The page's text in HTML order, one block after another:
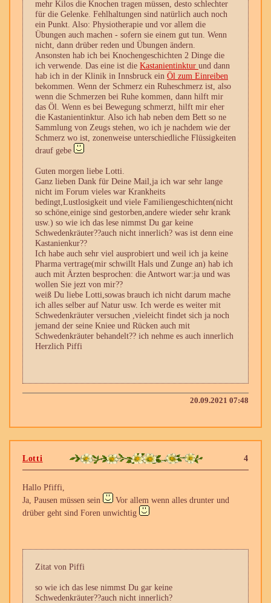
mehr Kilos die Knochen tragen müssen, desto schlechter
für die Gelenke. Fehlhaltungen sind natürlich auch noch
ein Punkt. Also: Physiotherapie und vor allem die
Übungen auch machen - sofern sie einem gut tun. Wenn
nicht, dann drüber reden und Übungen ändern.
Ansonsten hab ich bei Knochengeschichten 2 Dinge die
ich verwende. Das eine ist die Kastanientinktur und dann
hab ich in der Klinik in Innsbruck ein Öl zum Einreiben
bekommen. Wenn der Schmerz ein Ruheschmerz ist, also
wenn die Schmerzen bei Ruhe kommen, dann hilft mir
das Öl. Wenn es bei Bewegung schmerzt, hilft mir eher
die Kastanientinktur. Also ich hab neben dem Bett so ne
Sammlung von Zeugs stehen, wo ich je nachdem wie der
Schmerz wo ist, zonenweise unterschiedliche Flüssigkeiten
drauf gebe
Guten morgen liebe Lotti.
Ganz lieben Dank für Deine Mail,ja ich war sehr lange
nicht im Forum vieles war Krankheits
bedingt,Lustlosigkeit und viele Familiengeschichten(nicht
so schöne,einige sind gestorben,andere wieder sehr krank
usw.) so wie ich das lese nimmst Du gar keine
Schwedenkräuter??auch nicht innerlich? was ist denn eine
Kastanienkur??
Ich habe auch sehr viel ausprobiert und weil ich ja keine
Pharma vertrage(mir schwillt Hals und Zunge an) hab ich
auch mit Ärzten besprochen: die Antwort war:ja und was
wollen Sie jezt von mir??
weiß Du liebe Lotti,sowas brauch ich nicht darum mache
ich alles selber auf Natur usw. Ich werde es weiter mit
Schwedenkräuter versuchen ,vieleicht findet sich ja noch
jemand der seine Kniee und Rücken auch mit
Schwedenkräuter behandelt?? ich nehme es auch innerlich
Herzlich Piffi
20.09.2021 07:48
4
Lotti
Hallo Pfiffi,
Ja, Pausen müssen sein
Vor allem wenn alles drunter und
drüber geht sind Foren unwichtig
Zitat von Piffi
so wie ich das lese nimmst Du gar keine
Schwedenkräuter??auch nicht innerlich?